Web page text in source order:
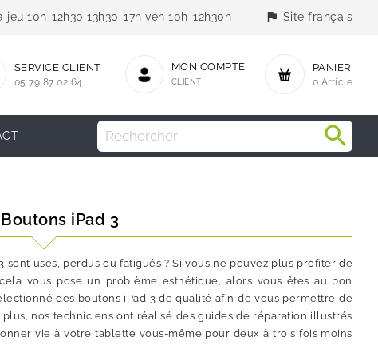
10h-12h30 13h30-17h ven 10h-12h30h flag Site français
PANIER
0 Article
MON COMPTE
CLIENT
SERVICE CLIENT
05 79 87 02 64
iPad 3
usés, perdus ou fatigués ? Si vous ne pouvez plus profiter de
vous pose un problème esthétique, alors vous êtes au bon
des boutons iPad 3 de qualité afin de vous permettre de
nos techniciens ont réalisé des guides de réparation illustrés
vie à votre tablette vous-même pour deux à trois fois moins